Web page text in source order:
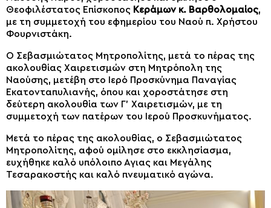
Θεοφιλέστατος Επίσκοπος Κεράμων κ. Βαρθολομαίος,
με τη συμμετοχή του εφημερίου του Ναού π. Χρήστου
Φουρνιστάκη.
Ο Σεβασμιώτατος Μητροπολίτης, μετά το πέρας της
ακολουθίας Χαιρετισμών στη Μητρόπολη της
Ναούσης, μετέβη στο Ιερό Προσκύνημα Παναγίας
Εκατονταπυλιανής, όπου και χοροστάτησε στη
δεύτερη ακολουθία των Γ’ Χαιρετισμών, με τη
συμμετοχή των πατέρων του Ιερού Προσκυνήματος.
Μετά το πέρας της ακολουθίας, ο Σεβασμιώτατος
Μητροπολίτης, αφού ομίλησε στο εκκλησίασμα,
ευχήθηκε καλό υπόλοιπο Αγιας και Μεγάλης
Τεσαρακοστής και καλό πνευματικό αγώνα.